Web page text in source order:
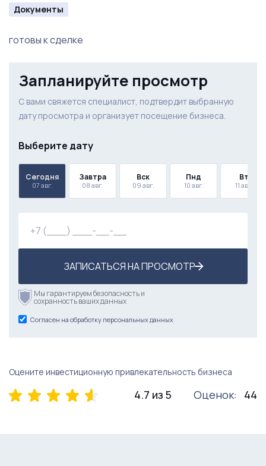
Документы
готовы к сделке
Запланируйте просмотр
С вами свяжется специалист, подтвердит выбранную
дату просмотра и организует посещение бизнеса.
Выберите дату
Сегодня
07 авг.
Завтра
08 авг.
Вск
09 авг.
Пнд
10 авг.
Вт
11 авг.
ЗАПИСАТЬСЯ НА ПРОСМОТР
Мы гарантируем безопасность и
сохранность ваших данных
Согласен на обработку персональных данных
Оцените инвестиционную привлекательность бизнеса
4.7 из 5 Оценок: 44